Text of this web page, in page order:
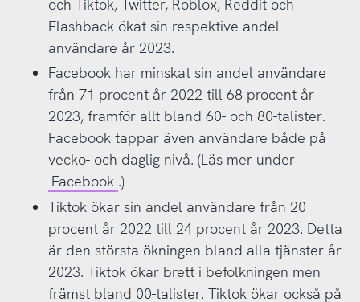
ligger på att att skapa digitala anslagstavlor
med bilder för att organisera sina egna idéer
Reddit är ett socialt diskussionsforum där
man kan skriva och diskutera inlägg, dela
bilder och länkar, samt rösta upp inlägg man
tycker är bra så att de syns av fler.
Be Realär en social medietjänst som handlar
om att ta och dela en ofiltrerad bild på vad
man gör vid en särskild tidpunkt, då man får
en notis från appen. Tidpunkten varierar från
dag till dag. Den som inte delar en egen bild
inom två minuter får inte heller se vad
och Tiktok, Twitter, Roblox, Reddit och
Flashback ökat sin respektive andel
användare år 2023.
Facebook har minskat sin andel användare
från 71 procent år 2022 till 68 procent år
2023, framför allt bland 60- och 80-talister.
Facebook tappar även användare både på
vecko- och daglig nivå. (Läs mer under
Facebook .)
Tiktok ökar sin andel användare från 20
procent år 2022 till 24 procent år 2023. Detta
är den största ökningen bland alla tjänster år
2023. Tiktok ökar brett i befolkningen men
främst bland 00-talister. Tiktok ökar också på